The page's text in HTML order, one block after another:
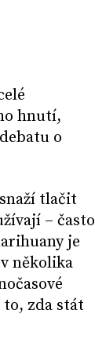
hnutí,
o
tlačit
– často
je
několika
zda stát